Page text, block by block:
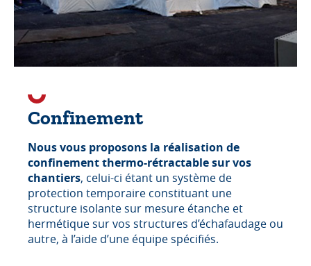
Confinement
Nous vous proposons la réalisation de
confinement thermo-rétractable sur vos
chantiers, celui-ci étant un système de
protection temporaire constituant une
structure isolante sur mesure étanche et
hermétique sur vos structures d’échafaudage ou
autre, à l’aide d’une équipe spécifiés.